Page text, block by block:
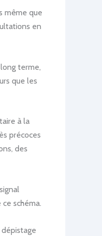
même que
en
terme,
que les
à la
précoces
des
schéma.